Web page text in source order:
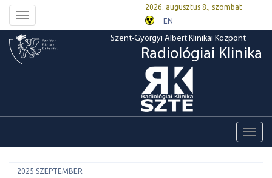
Toggle
navigation
2026. augusztus 8., szombat
EN
Szent-Györgyi Albert Klinikai Központ
Radiológiai Klinika
2025 SZEPTEMBER